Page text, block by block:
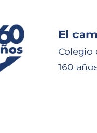
El
Colegio
160